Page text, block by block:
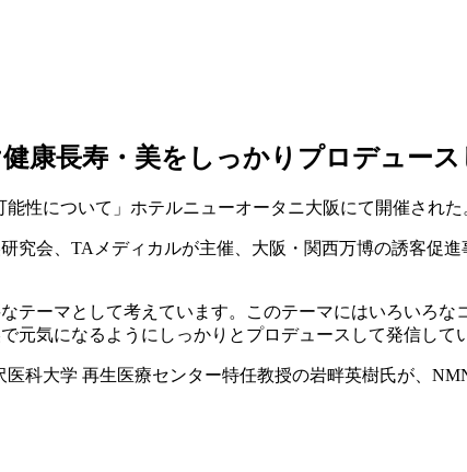
康長寿・美をしっかりプロデュース
性について」ホテルニューオータニ大阪にて開催された
会、TAメディカルが主催、大阪・関西万博の誘客促
テーマとして考えています。このテーマにはいろいろ
元気になるようにしっかりとプロデュースして発信して
科大学 再生医療センター特任教授の岩畔英樹氏が、